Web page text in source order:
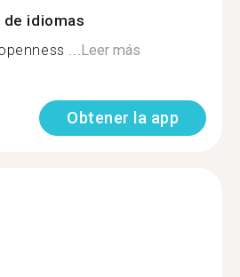
de idiomas
...Leer más
Obtener la app